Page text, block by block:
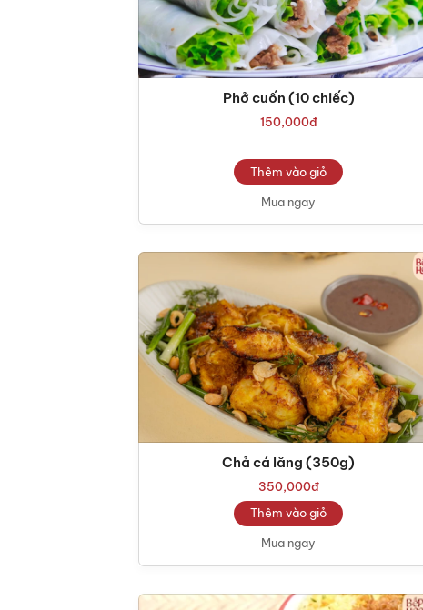
Phở cuốn (10 chiếc)
150,000đ
Mua ngay
Thêm vào giỏ
Chả cá lăng (350g)
350,000đ
Mua ngay
Thêm vào giỏ